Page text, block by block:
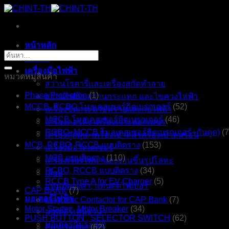
ข้าม
เนื้อหาหน้าหลัก
ร้านค้า
เครื่องมือไฟฟ้า
สว่านโรตารี่และเครื่องสกัดทำลาย
สว่านไฟฟ้า สว่านกระแทก และไขควงไฟฟ้า
เครื่องขัดกระดาษทรายและกบไฟฟ้า
เครื่องคอร์ลิ่ง เครื่องเจาะดอกเพชร
เครื่องดูดฝุ่น, เครื่องเป่าลม เครื่องเป่าลมร้อน
เครื่องมือวัดเลเซอร์
เครื่องเจียรไฟฟ้าและงานขึ้นรูปโลหะ
เลื่อย
แท่นตัดองศา, แท่นตัดไฟเบอร์
มอเตอร์ไฟฟ้า
มอเตอร์เหนี่ยวนำ
มอเตอร์กันระเบิด
ค้นหา:
หมวดหมู่สินค้า
Phase Protection (1)
MCCB, RCBO โมลเคสเซอร์กิตเบรกเกอร์ (52)
MCCB โมลเคสเซอร์กิตเบรกเกอร์ (46)
RCBO+MCCB โมลเคสเซอร์กิตเบรกเกอร์+กันดูด)
MCB, RCBO, RCCB แบบติดราง (153)
MCB แบบติดราง (110)
RCBO, RCCB แบบติดราง (34)
RCCB Type A for EV Charger (5)
CAP BANK (7)
Magnetic Contactor for CAP Bank (7)
Motor Starter , Motor Breaker (34)
PUSH BUTTON , SELECTOR SWITCH (62)
Push button (62)